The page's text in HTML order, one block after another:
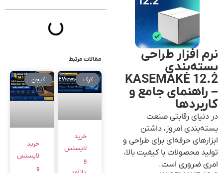
نرم افزار طراحی
بسته‌بندی
KASEMAKE 12.2
– راهنمای جامع و
کاربردها
در دنیای رقابتی صنعت
بسته‌بندی امروز، داشتن
ابزارهای حرفه‌ای برای طراحی و
تولید محصولات با کیفیت بالا،
امری ضروری است.
مقالات مرتبط
کرک
خرید
لایسنس
و
کیجن
خرید
لایسنس
و